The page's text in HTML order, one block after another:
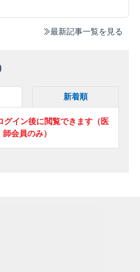
最新記事一覧を見る
新着順
イン後に閲覧できます（医
師会員のみ）